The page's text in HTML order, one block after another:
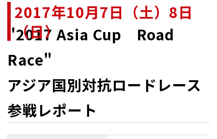
"2017 Asia Cup Road
Race"
アジア国別対抗ロードレース
参戦レポート
2017年10月7日（土）8日
（日）